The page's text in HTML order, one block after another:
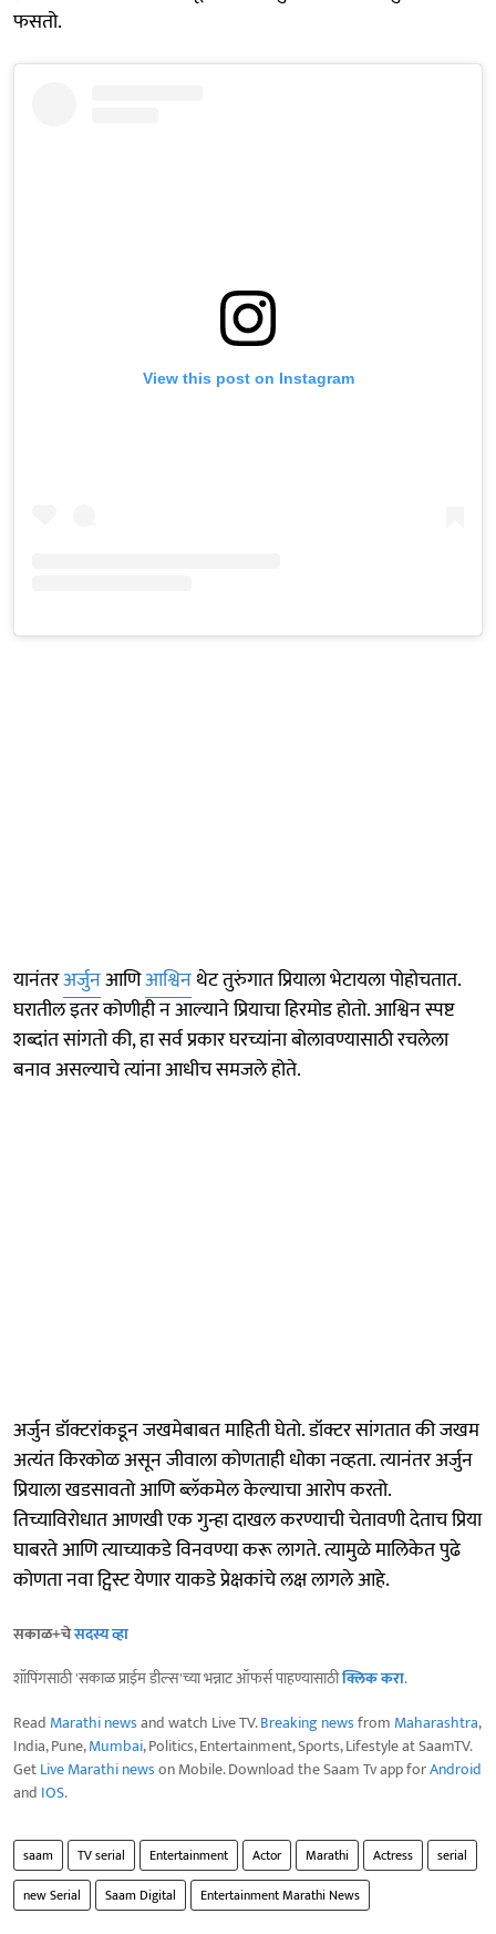
फसतो.
View this post on Instagram
यानंतरअर्जुनआणिआश्विनथेट तुरुंगात प्रियाला भेटायला पोहोचतात.
घरातील इतर कोणीही न आल्याने प्रियाचा हिरमोड होतो. आश्विन स्पष्ट
शब्दांत सांगतो की, हा सर्व प्रकार घरच्यांना बोलावण्यासाठी रचलेला
बनाव असल्याचे त्यांना आधीच समजले होते.
अर्जुन डॉक्टरांकडून जखमेबाबत माहिती घेतो. डॉक्टर सांगतात की जखम
अत्यंत किरकोळ असून जीवाला कोणताही धोका नव्हता. त्यानंतर अर्जुन
प्रियाला खडसावतो आणि ब्लॅकमेल केल्याचा आरोप करतो.
तिच्याविरोधात आणखी एक गुन्हा दाखल करण्याची चेतावणी देताच प्रिया
घाबरते आणि त्याच्याकडे विनवण्या करू लागते. त्यामुळे मालिकेत पुढे
कोणता नवा ट्विस्ट येणार याकडे प्रेक्षकांचे लक्ष लागले आहे.
सकाळ+चेसदस्य व्हा
शॉपिंगसाठी 'सकाळ प्राईम डील्स'च्या भन्नाट ऑफर्स पाहण्यासाठीक्लिक करा.
Read Marathi newsand watch Live TV.Breaking newsfrom Maharashtra,
India, Pune,Mumbai, Politics, Entertainment, Sports, Lifestyle at SaamTV.
GetLive Marathi newson Mobile. Download the Saam Tv app forAndroid
and IOS.
saam TV serial Entertainment Actor Marathi Actress
serial
new Serial
Saam Digital Entertainment Marathi News